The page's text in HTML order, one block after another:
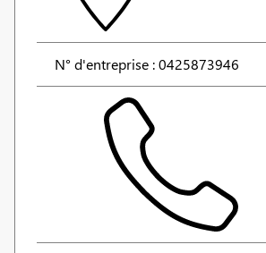
N° d'entreprise : 0425873946